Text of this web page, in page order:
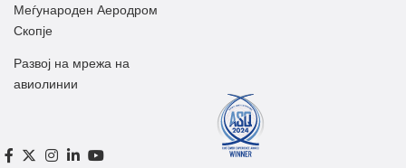
Меѓународен Аеродром
Скопје
Развој на мрежа на
авиолинии